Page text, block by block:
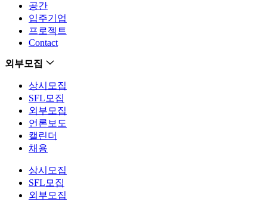
공간
입주기업
프로젝트
Contact
외부모집
상시모집
SFL모집
외부모집
언론보도
캘린더
채용
상시모집
SFL모집
외부모집